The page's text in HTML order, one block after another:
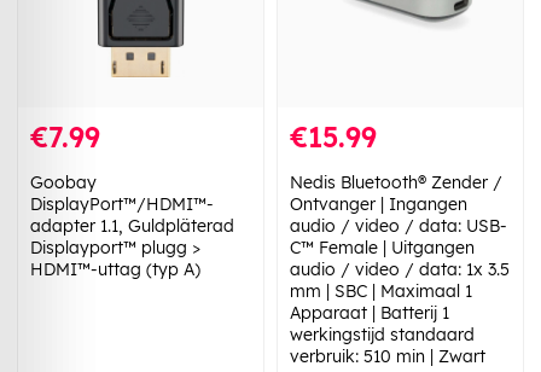
€7.99
Goobay
DisplayPort™/HDMI™-
adapter 1.1, Guldpläterad
Displayport™ plugg >
HDMI™-uttag (typ A)
€15.99
Nedis Bluetooth® Zender /
Ontvanger | Ingangen
audio / video / data: USB-
C™ Female | Uitgangen
audio / video / data: 1x 3.5
mm | SBC | Maximaal 1
Apparaat | Batterij 1
werkingstijd standaard
verbruik: 510 min | Zwart